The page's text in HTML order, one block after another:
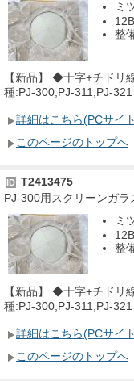
ミ
整
【新品】 ◆十字+チド
種:PJ-300,PJ-311,PJ-321
詳細はこちら(PCサイ
このページのトップへ
ID T2413475
PJ-300用スクリーンガラ
ミ
整
【新品】 ◆十字+チド
種:PJ-300,PJ-311,PJ-321
詳細はこちら(PCサイ
このページのトップへ